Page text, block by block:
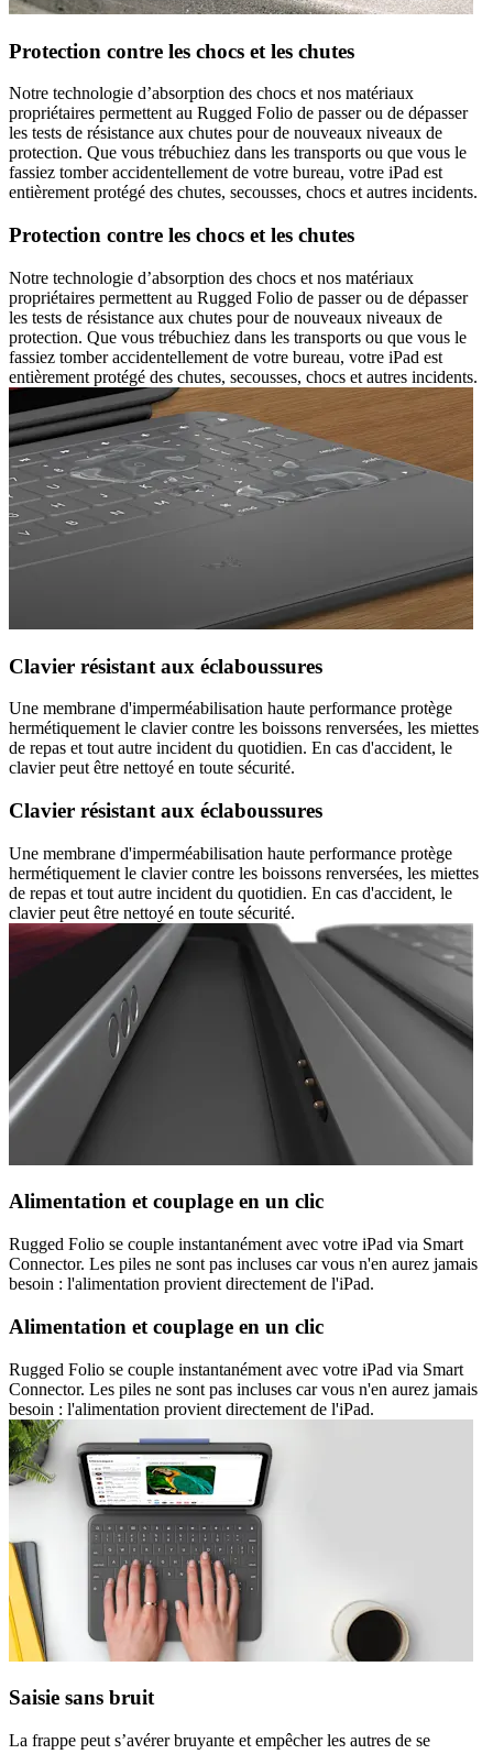
Protection contre les chocs et les chutes
Notre technologie d’absorption des chocs et nos matériaux
propriétaires permettent au Rugged Folio de passer ou de dépasser
les tests de résistance aux chutes pour de nouveaux niveaux de
protection. Que vous trébuchiez dans les transports ou que vous le
fassiez tomber accidentellement de votre bureau, votre iPad est
entièrement protégé des chutes, secousses, chocs et autres incidents.
Protection contre les chocs et les chutes
Notre technologie d’absorption des chocs et nos matériaux
propriétaires permettent au Rugged Folio de passer ou de dépasser
les tests de résistance aux chutes pour de nouveaux niveaux de
protection. Que vous trébuchiez dans les transports ou que vous le
fassiez tomber accidentellement de votre bureau, votre iPad est
entièrement protégé des chutes, secousses, chocs et autres incidents.
Clavier résistant aux éclaboussures
Une membrane d'imperméabilisation haute performance protège
hermétiquement le clavier contre les boissons renversées, les miettes
de repas et tout autre incident du quotidien. En cas d'accident, le
clavier peut être nettoyé en toute sécurité.
Clavier résistant aux éclaboussures
Une membrane d'imperméabilisation haute performance protège
hermétiquement le clavier contre les boissons renversées, les miettes
de repas et tout autre incident du quotidien. En cas d'accident, le
clavier peut être nettoyé en toute sécurité.
Alimentation et couplage en un clic
Rugged Folio se couple instantanément avec votre iPad via Smart
Connector. Les piles ne sont pas incluses car vous n'en aurez jamais
besoin : l'alimentation provient directement de l'iPad.
Alimentation et couplage en un clic
Rugged Folio se couple instantanément avec votre iPad via Smart
Connector. Les piles ne sont pas incluses car vous n'en aurez jamais
besoin : l'alimentation provient directement de l'iPad.
Saisie sans bruit
La frappe peut s’avérer bruyante et empêcher les autres de se